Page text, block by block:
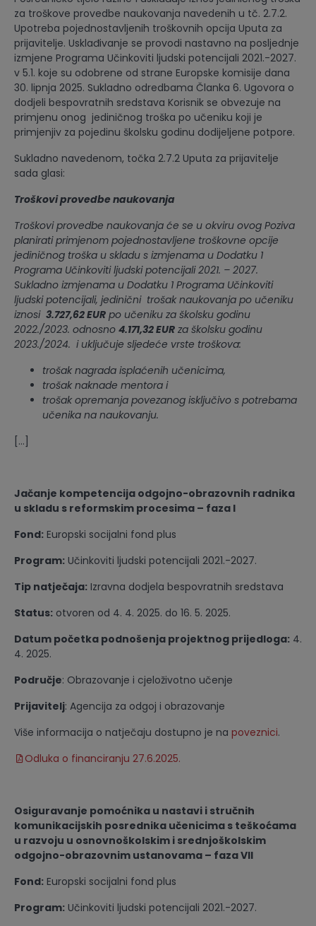
za troškove provedbe naukovanja navedenih u tč. 2.7.2.
Upotreba pojednostavljenih troškovnih opcija Uputa za
prijavitelje. Usklađivanje se provodi nastavno na posljednje
izmjene Programa Učinkoviti ljudski potencijali 2021.-2027.
v 5.1. koje su odobrene od strane Europske komisije dana
30. lipnja 2025. Sukladno odredbama Članka 6. Ugovora o
dodjeli bespovratnih sredstava Korisnik se obvezuje na
primjenu onog jediničnog troška po učeniku koji je
primjenjiv za pojedinu školsku godinu dodijeljene potpore.
Sukladno navedenom, točka 2.7.2 Uputa za prijavitelje
sada glasi:
Troškovi provedbe naukovanja
Troškovi provedbe naukovanja će se u okviru ovog Poziva
planirati primjenom pojednostavljene troškovne opcije
jediničnog troška u skladu s izmjenama u Dodatku 1
Programa Učinkoviti ljudski potencijali 2021. – 2027.
Sukladno izmjenama u Dodatku 1 Programa Učinkoviti
ljudski potencijali, jedinični trošak naukovanja po učeniku
iznosi 3.727,62 EUR po učeniku za školsku godinu
2022./2023. odnosno 4.171,32 EUR za školsku godinu
2023./2024. i uključuje sljedeće vrste troškova:
trošak nagrada isplaćenih učenicima,
trošak naknade mentora i
trošak opremanja povezanog isključivo s potrebama
učenika na naukovanju.
[…]
Jačanje kompetencija odgojno-obrazovnih radnika
u skladu s reformskim procesima – faza I
Fond: Europski socijalni fond plus
Program: Učinkoviti ljudski potencijali 2021.-2027.
Tip natječaja: Izravna dodjela bespovratnih sredstava
Status: otvoren od 4. 4. 2025. do 16. 5. 2025.
Datum početka podnošenja projektnog prijedloga: 4.
4. 2025.
Područje: Obrazovanje i cjeloživotno učenje
Prijavitelj: Agencija za odgoj i obrazovanje
Više informacija o natječaju dostupno je na poveznici.
Odluka o financiranju 27.6.2025.
Osiguravanje pomoćnika u nastavi i stručnih
komunikacijskih posrednika učenicima s teškoćama
u razvoju u osnovnoškolskim i srednjoškolskim
odgojno-obrazovnim ustanovama – faza VII
Fond: Europski socijalni fond plus
Program: Učinkoviti ljudski potencijali 2021.-2027.